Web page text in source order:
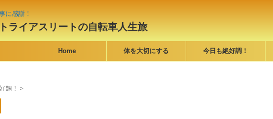
に感謝！
ライアスリートの自転車人生旅
Home 体を大切にする 今日も絶好調！
調！ >